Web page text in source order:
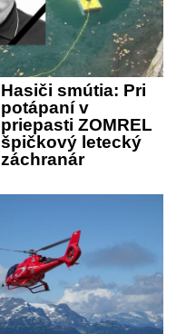
Hasiči smútia: Pri
potápaní v
priepasti ZOMREL
špičkový letecký
záchranár